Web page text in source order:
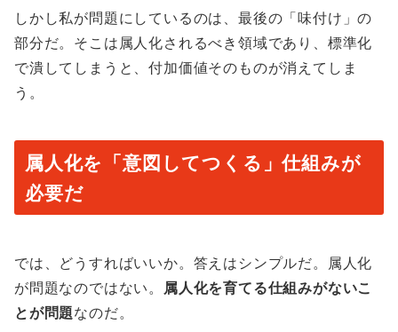
しかし私が問題にしているのは、最後の「味付け」の
部分だ。そこは属人化されるべき領域であり、標準化
で潰してしまうと、付加価値そのものが消えてしま
う。
属人化を「意図してつくる」仕組みが
必要だ
では、どうすればいいか。答えはシンプルだ。属人化
が問題なのではない。 属人化を育てる仕組みがないこ
とが問題なのだ。